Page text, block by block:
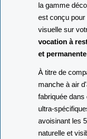
la gamme
est conçu pour
visuelle sur
vocation à
et
À titre de
manche à air
fabriquée
ultra-
avoisinant les
naturelle et